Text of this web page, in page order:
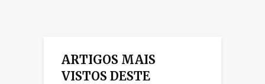
ARTIGOS MAIS
VISTOS DESTE